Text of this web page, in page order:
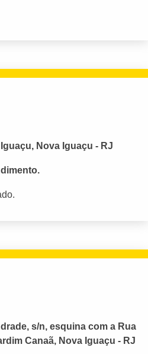
Nova Iguaçu - RJ
s/n, esquina com a Rua
Canaã, Nova Iguaçu - RJ